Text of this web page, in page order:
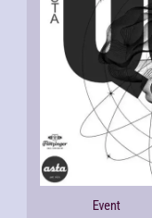
Event